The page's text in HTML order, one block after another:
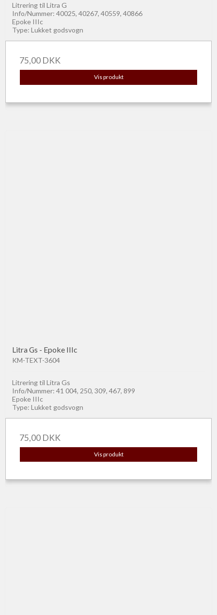
Litrering til Litra G
Info/Nummer: 40025, 40267, 40559, 40866
Epoke IIIc
Type: Lukket godsvogn
75,00 DKK
Vis produkt
Litra Gs - Epoke IIIc
KM-TEXT-3604
Litrering til Litra Gs
Info/Nummer: 41 004, 250, 309, 467, 899
Epoke IIIc
Type: Lukket godsvogn
75,00 DKK
Vis produkt